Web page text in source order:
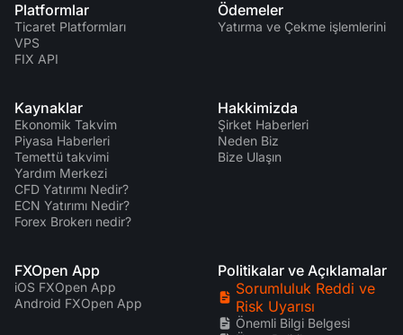
Platformlar
Ticaret Platformları
VPS
FIX API
Ödemeler
Yatırma ve Çekme işlemlerini
Kaynaklar
Ekonomik Takvim
Piyasa Haberleri
Temettü takvimi
Yardım Merkezi
CFD Yatırımı Nedir?
ECN Yatırımı Nedir?
Forex Brokerı nedir?
Hakkimizda
Şirket Haberleri
Neden Biz
Bize Ulaşın
FXOpen App
iOS FXOpen App
Android FXOpen App
Politikalar ve Açıklamalar
Sorumluluk Reddi ve
Risk Uyarısı
Önemli Bilgi Belgesi